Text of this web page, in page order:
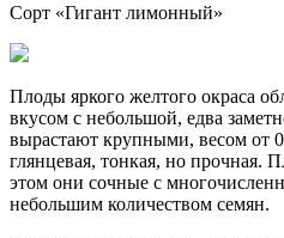
Сорт «Гигант лимонный»
Плоды яркого желтого окраса
вкусом с небольшой, едва
вырастают крупными, весом от
глянцевая, тонкая, но прочная.
этом они сочные с
небольшим количеством семян.